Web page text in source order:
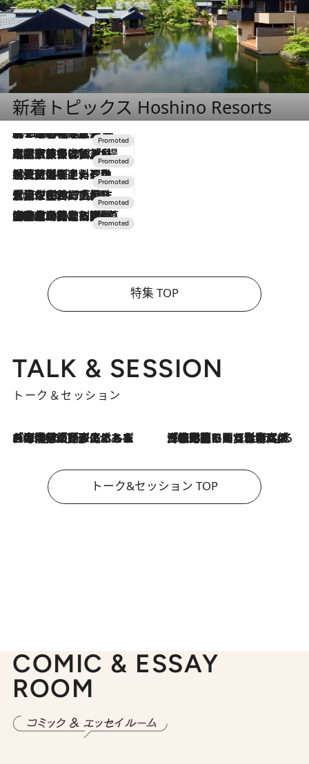
新着トピックス Hoshino Resorts
2026.8.7
【トンボの足水浴】ヒノキの香りに包まれて涼感マックス！約13℃の湧水かけ流しを避暑地「星野温泉 トンボの湯」で体験
2026.7.31
【ホテル帰省】という選択肢をOMOが提案。家族とほどよい距離を保つには「昼は実家、夜は気兼ねなくホテルで！」
2026.7.24
【夏限定ディナーコース】旬を迎える稚鮎や花ズッキーニなどをイタリア・トスカーナの郷土料理の手法で満喫！
2026.7.17
「土佐和ハーブかき氷」がOMO7高知に登場！生姜、山椒、大葉など目にも舌にも涼を呼ぶ郷土の味
2026.7.10
NEW OPEN！【界 草津】名湯の地に誕生。趣の異なる2種の温泉と上州ならではの会席・蕎麦割烹など美食を味わう究極の癒やし旅
特集 TOP
TALK & SESSION
トーク＆セッション
2026.8.3
「今後値上げがあるとすれば…」「リスクがあるのは今年の冬」エネルギー専門家が語る、ホルムズ海峡封鎖が家庭にもたらす“ある心配” 2026.8.3
「住宅建てられない…」「サーチャージ料の高値が続いている」ホルムズ海峡封鎖による影響はいつまで続く？《エネルギー専門家に聞く“どうなる日本の暮らし”》
トーク&セッション TOP
COMIC & ESSAY
ROOM